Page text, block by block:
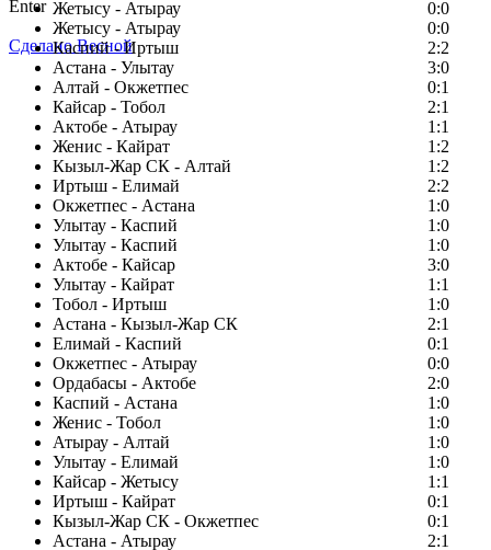
Жетысу - Атырау
0:0
Жетысу - Атырау
0:0
Каспий - Иртыш
2:2
Астана - Улытау
3:0
Алтай - Окжетпес
0:1
Кайсар - Тобол
2:1
Актобе - Атырау
1:1
Женис - Кайрат
1:2
Кызыл-Жар СК - Алтай
1:2
Иртыш - Елимай
2:2
Окжетпес - Астана
1:0
Улытау - Каспий
1:0
Улытау - Каспий
1:0
Актобе - Кайсар
3:0
Улытау - Кайрат
1:1
Тобол - Иртыш
1:0
Астана - Кызыл-Жар СК
2:1
Елимай - Каспий
0:1
Окжетпес - Атырау
0:0
Ордабасы - Актобе
2:0
Каспий - Астана
1:0
Женис - Тобол
1:0
Атырау - Алтай
1:0
Улытау - Елимай
1:0
Кайсар - Жетысу
1:1
Иртыш - Кайрат
0:1
Кызыл-Жар СК - Окжетпес
0:1
Астана - Атырау
2:1
Enter
Сделано Весной